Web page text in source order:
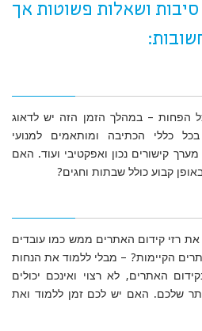
ושאלות פשוטות אך
הפחות – במהלך הזמן הזה יש לדאוג
כללי הכתיבה ומותאמים למנועי
קישורים נכון ואפקטיבי ועוד. האם
קבוע כולל שבתות וחגים?
רזי קידום האתרים ממש כמו עובדים
הקיימות? – מבלי ללמוד את הנחות
האתרים, לא רצוי ואינכם יכולים
שלכם. האם יש לכם זמן ללמוד ואת